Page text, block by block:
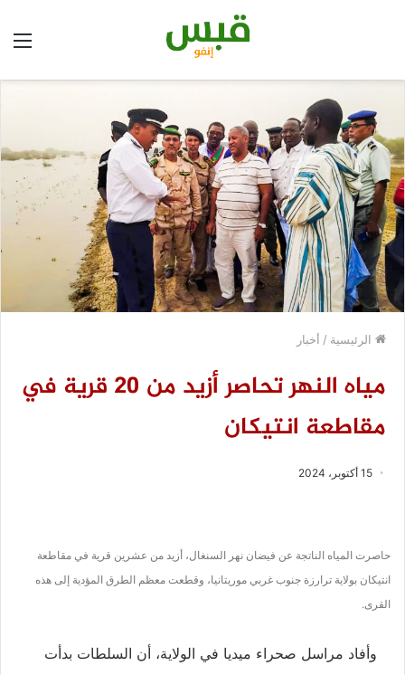
الرئيسية / أخبار
مياه النهر تحاصر أزيد من 20 قرية في
مقاطعة انتيكان
15 أكتوبر، 2024
حاصرت المياه الناتجة عن فيضان نهر السنغال، أزيد من عشرين قرية في مقاطعة
انتيكان بولاية ترارزة جنوب غربي موريتانيا، وقطعت معظم الطرق المؤدية إلى هذه
القرى.
وأفاد مراسل صحراء ميديا في الولاية، أن السلطات بدأت